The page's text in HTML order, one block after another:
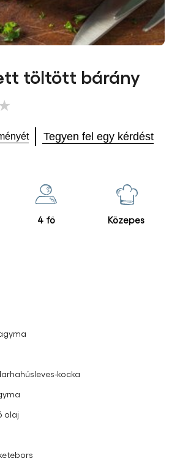
töltött bárány
Tegyen fel egy kérdést
4 fő Közepes
kocka
olaj